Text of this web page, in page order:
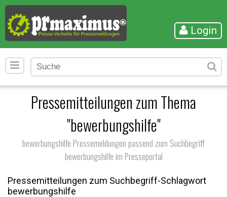
Login
Pressemitteilungen zum Thema
"bewerbungshilfe"
bewerbungshilfe Pressemeldungen passend zum Suchbegriff
bewerbungshilfe im Presseportal
Pressemitteilungen zum Suchbegriff-Schlagwort
bewerbungshilfe